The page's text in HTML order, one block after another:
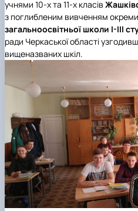
учнями 10-х та 11-х класів
з поглибленим вивченням
загальноосвітньої школи І-ІІІ
ради Черкаської області
вищеназваних шкіл.